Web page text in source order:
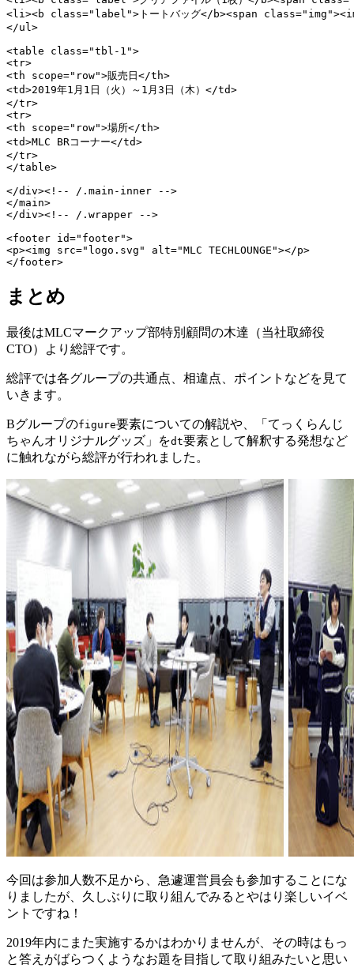
<li><b class="label">トートバッグ</b><span
</ul>
<table class="tbl-1">
<tr>
<th scope="row">販売日</th>
<td>2019年1月1日（火）～1月3日（木）</td>
</tr>
<tr>
<th scope="row">場所</th>
<td>MLC BRコーナー</td>
</tr>
</table>
</div><!-- /.main-inner -->
</main>
</div><!-- /.wrapper -->
<footer id="footer">
<p><img src="logo.svg" alt="MLC TECHLOUNGE"></p>
</footer>
まとめ
最後はMLCマークアップ部特別顧問の木達（当社取締役
CTO）より総評です。
総評では各グループの共通点、相違点、ポイントなどを見て
いきます。
Bグループのfigure要素についての解説や、「てっくらんじ
ちゃんオリジナルグッズ」をdt要素として解釈する発想など
に触れながら総評が行われました。
今回は参加人数不足から、急遽運営員会も参加することにな
りましたが、久しぶりに取り組んでみるとやはり楽しいイベ
ントですね！
2019年内にまた実施するかはわかりませんが、その時はもっ
と答えがばらつくようなお題を目指して取り組みたいと思い